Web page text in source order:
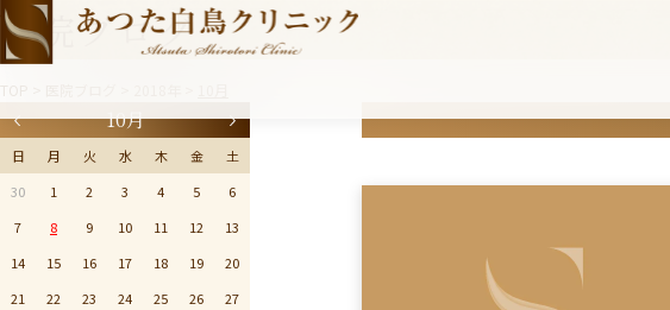
医院ブログ
TOP
10月
日 月 火 水 木 金
土
30
1 2 3 4 5
6
7
8 9 10 11 12
13
14
15 16 17 18 19
20
21
22 23 24 25 26
27